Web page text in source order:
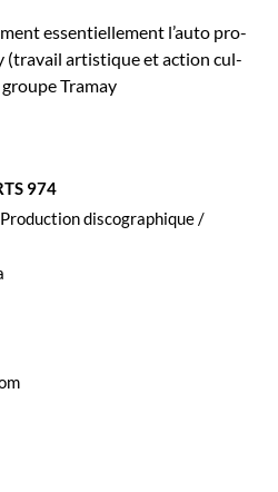
974
discographique /
essen­tielle­ment l’au­to pro­
(tra­vail artis­tique et action cul­
Tra­may